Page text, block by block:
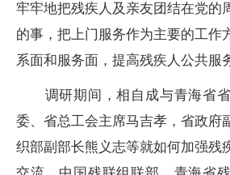
牢牢地把残疾人及亲友团结在党的
的事，把上门服务作为主要的工作
系面和服务面，提高残疾人公共服
调研期间，相自成与青海省省
委、省总工会主席马吉孝，省政府
织部副部长熊义志等就如何加强残